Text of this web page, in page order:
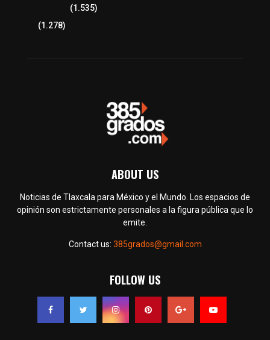
(1.535)
(1.278)
ABOUT US
Noticias de Tlaxcala para México y el Mundo. Los espacios de
opinión son estrictamente personales a la figura pública que lo
emite.
Contact us: 385grados@gmail.com
FOLLOW US